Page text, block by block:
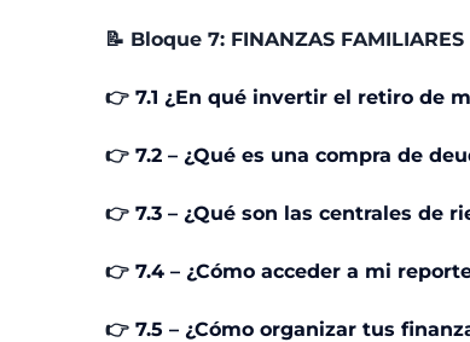
📝 Bloque 7: FINANZAS FAMILIARES
👉 7.1 ¿En qué invertir el retiro de
👉 7.2 – ¿Qué es una compra de
👉 7.3 – ¿Qué son las centrales de
👉 7.4 – ¿Cómo acceder a mi
👉 7.5 – ¿Cómo organizar tus